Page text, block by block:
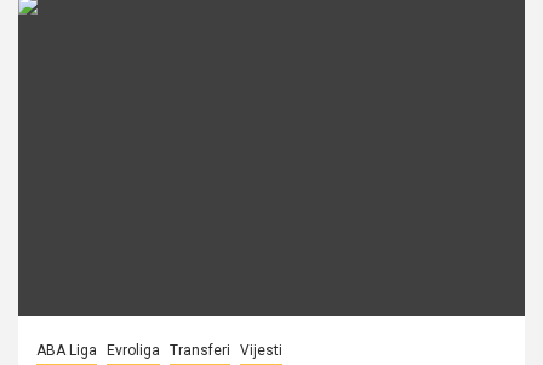
ABA Liga Evroliga Transferi Vijesti